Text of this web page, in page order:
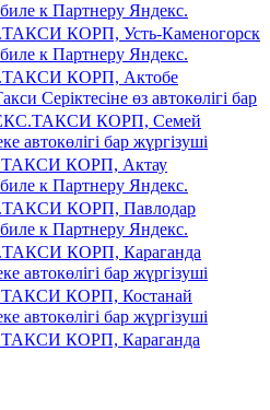
к Партнеру Яндекс.
КОРП, Усть-Каменогорск
к Партнеру Яндекс.
КОРП, Актобе
Серіктесіне өз автокөлігі бар
КОРП, Семей
автокөлігі бар жүргізуші
КОРП, Актау
к Партнеру Яндекс.
КОРП, Павлодар
к Партнеру Яндекс.
КОРП, Караганда
автокөлігі бар жүргізуші
КОРП, Костанай
автокөлігі бар жүргізуші
КОРП, Караганда